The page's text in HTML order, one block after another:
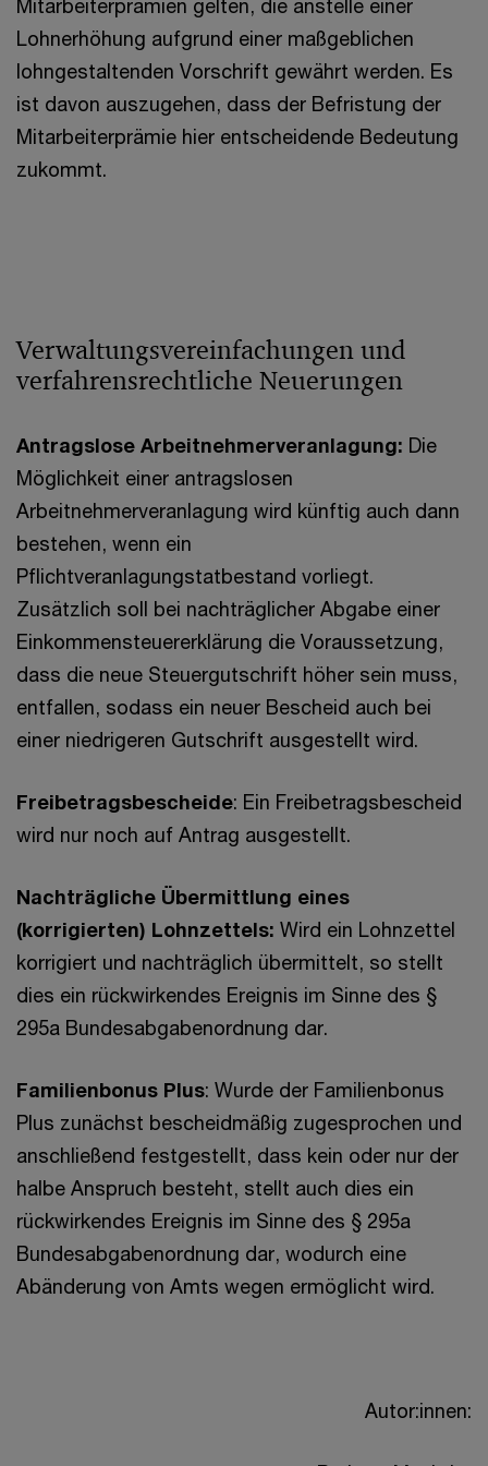
Mitarbeiterprämien gelten, die anstelle einer
Lohnerhöhung aufgrund einer maßgeblichen
lohngestaltenden Vorschrift gewährt werden. Es
ist davon auszugehen, dass der Befristung der
Mitarbeiterprämie hier entscheidende Bedeutung
zukommt.
Verwaltungsvereinfachungen und
verfahrensrechtliche Neuerungen
Antragslose Arbeitnehmerveranlagung: Die
Möglichkeit einer antragslosen
Arbeitnehmerveranlagung wird künftig auch dann
bestehen, wenn ein
Pflichtveranlagungstatbestand vorliegt.
Zusätzlich soll bei nachträglicher Abgabe einer
Einkommensteuererklärung die Voraussetzung,
dass die neue Steuergutschrift höher sein muss,
entfallen, sodass ein neuer Bescheid auch bei
einer niedrigeren Gutschrift ausgestellt wird.
Freibetragsbescheide: Ein Freibetragsbescheid
wird nur noch auf Antrag ausgestellt.
Nachträgliche Übermittlung eines
(korrigierten) Lohnzettels: Wird ein Lohnzettel
korrigiert und nachträglich übermittelt, so stellt
dies ein rückwirkendes Ereignis im Sinne des §
295a Bundesabgabenordnung dar.
Familienbonus Plus: Wurde der Familienbonus
Plus zunächst bescheidmäßig zugesprochen und
anschließend festgestellt, dass kein oder nur der
halbe Anspruch besteht, stellt auch dies ein
rückwirkendes Ereignis im Sinne des § 295a
Bundesabgabenordnung dar, wodurch eine
Abänderung von Amts wegen ermöglicht wird.
Autor:innen: